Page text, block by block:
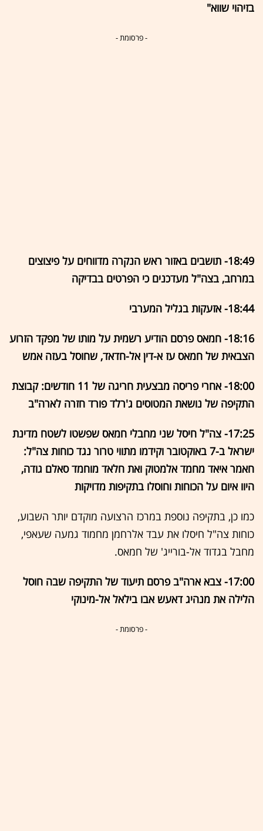
בזיהוי שווא"
- פרסומת -
18:49- תושבים באזור ראש הנקרה מדווחים על פיצוצים
במרחב, בצה"ל מעדכנים כי הפרטים בבדיקה
18:44- אזעקות בגליל המערבי
18:16- חמאס פרסם הודיע רשמית על מותו של מפקד הזרוע
הצבאית של חמאס עז א-דין אל-חדאד, שחוסל בעזה אמש
18:00- אחרי פריסה מבצעית חריגה של 11 חודשים: קבוצת
התקיפה של נושאת המטוסים ג'רלד פורד חזרה לארה"ב
17:25- צה"ל חיסל שני מחבלי חמאס שפשטו לשטח מדינת
ישראל ב-7 באוקטובר וקידמו מתווי טרור נגד כוחות צה"ל:
חאמר איאד מחמד אלמטוק ואת חלאד מוחמד סאלם גודה,
היוו איום על הכוחות וחוסלו בתקיפות מדויקות
כמו כן, בתקיפה נוספת במרכז הרצועה מוקדם יותר השבוע,
כוחות צה"ל חיסלו את עבד אלרחמן מחמוד גמעה שעאפי,
מחבל בגדוד אל-בורייג' של חמאס.
17:00- צבא ארה"ב פרסם תיעוד של התקיפה שבה חוסל
הלילה את מנהיג דאעש אבו בילאל אל-מינוקי
- פרסומת -